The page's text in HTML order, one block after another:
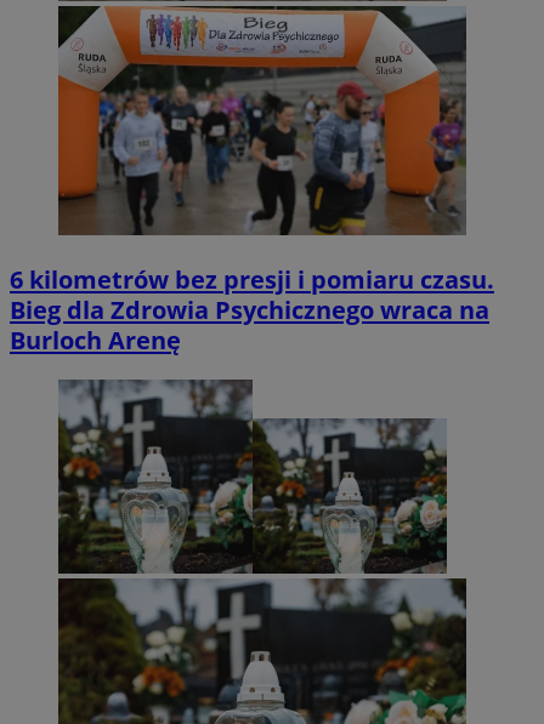
6 kilometrów bez presji i pomiaru czasu.
Bieg dla Zdrowia Psychicznego wraca na
Burloch Arenę